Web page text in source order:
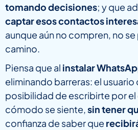
tomando decisiones; y que
captar esos contactos
aunque aún no compren, no
camino.
Piensa que al instalar
eliminando barreras: el usuario
posibilidad de escribirte por el
cómodo se siente,sin tener
confianza de saber que